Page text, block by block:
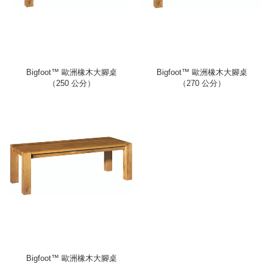
Bigfoot™ 歐洲橡木大腳桌
（250 公分）
Bigfoot™ 歐洲橡木大腳桌
（270 公分）
Bigfoot™ 歐洲橡木大腳桌